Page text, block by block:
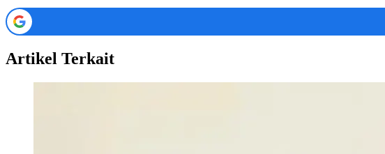
Artikel Terkait